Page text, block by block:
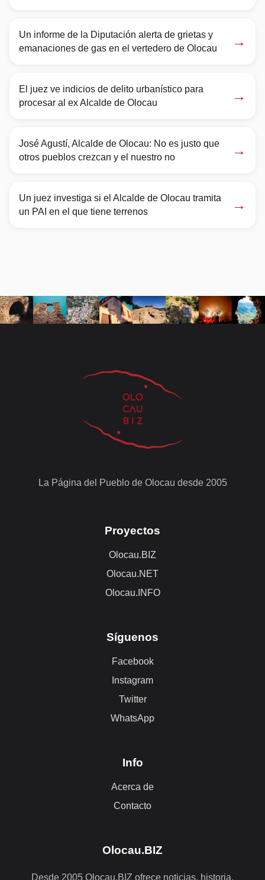
Un informe de la Diputación alerta de grietas y
emanaciones de gas en el vertedero de Olocau
→
El juez ve indicios de delito urbanístico para
procesar al ex Alcalde de Olocau
→
José Agustí, Alcalde de Olocau: No es justo que
otros pueblos crezcan y el nuestro no
→
Un juez investiga si el Alcalde de Olocau tramita
un PAI en el que tiene terrenos
→
La Página del Pueblo de Olocau desde 2005
Proyectos
Olocau.BIZ
Olocau.NET
Olocau.INFO
Síguenos
Facebook
Instagram
Twitter
WhatsApp
Info
Acerca de
Contacto
Olocau.BIZ
Desde 2005 Olocau.BIZ ofrece noticias, historia,